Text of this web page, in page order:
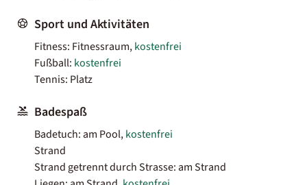
Sport und Aktivitäten
Fitness: Fitnessraum,kostenfrei
Fußball: kostenfrei
Tennis: Platz
Badespaß
Badetuch: am Pool,kostenfrei
Strand
Strand getrennt durch Strasse: am Strand